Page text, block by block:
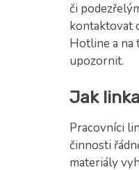
či
kontaktovat
Hotline a na
upozornit.
Jak
Pracovníci
činnosti
materiály